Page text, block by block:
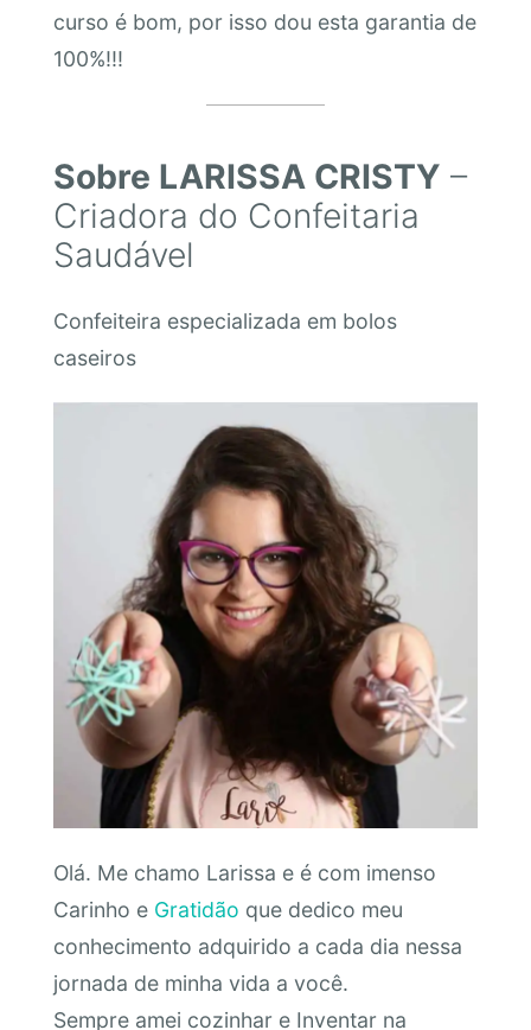
curso é bom, por isso dou esta garantia de
100%!!!
Sobre LARISSA CRISTY –
Criadora do Confeitaria
Saudável
Confeiteira especializada em bolos
caseiros
Olá. Me chamo Larissa e é com imenso
Carinho e Gratidão que dedico meu
conhecimento adquirido a cada dia nessa
jornada de minha vida a você.
Sempre amei cozinhar e Inventar na